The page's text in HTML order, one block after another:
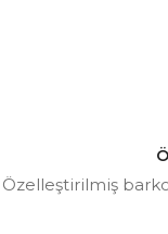
Özelleştirilmiş